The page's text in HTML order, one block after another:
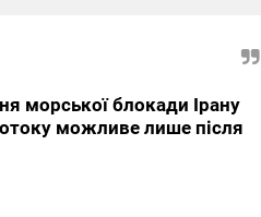
морської блокади Ірану
можливе лише після